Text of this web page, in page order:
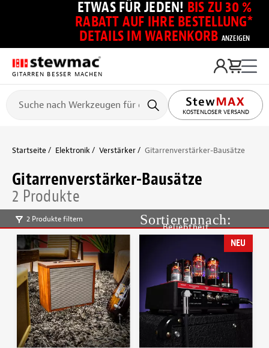
ETWAS FÜR JEDEN! BIS ZU 30 %
RABATT AUF IHRE BESTELLUNG*
DETAILS IM WARENKORB ANZEIGEN
GITARREN BESSER MACHEN
KOSTENLOSER VERSAND
Startseite Elektronik Verstärker Gitarrenverstärker-Bausätze
Gitarrenverstärker-Bausätze
2 Produkte
2 Produkte filtern
Beliebtheit
NEU